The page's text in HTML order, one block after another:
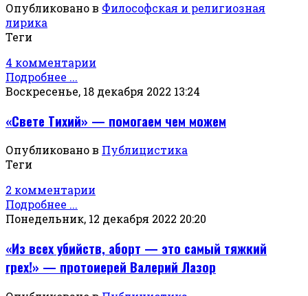
Опубликовано в Философская и религиозная
лирика
Теги
4 комментарии
Подробнее ...
Воскресенье, 18 декабря 2022 13:24
«Свете Тихий» — помогаем чем можем
Опубликовано в Публицистика
Теги
2 комментарии
Подробнее ...
Понедельник, 12 декабря 2022 20:20
«Из всех убийств, аборт — это самый тяжкий
грех!» — протоиерей Валерий Лазор